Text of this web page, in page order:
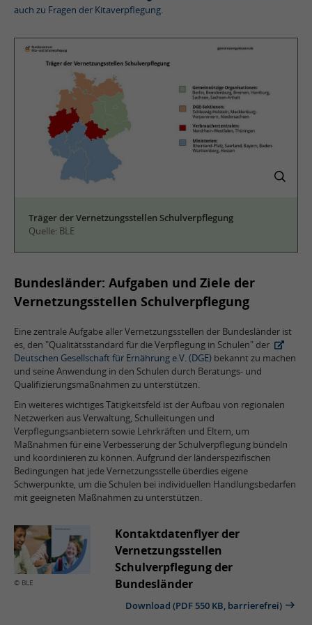
auch zu Fragen der Kitaverpflegung.
Träger der Vernetzungsstellen Schulverpflegung
Quelle: BLE
Bundesländer: Aufgaben und Ziele der
Vernetzungsstellen Schulverpflegung
Eine zentrale Aufgabe aller Vernetzungsstellen der Bundesländer ist
es, den "Qualitätsstandard für die Verpflegung in Schulen" der
Deutschen Gesellschaft für Ernährung e.V. (DGE) bekannt zu machen
und seine Anwendung in den Schulen durch Beratungs- und
Qualifizierungsmaßnahmen zu unterstützen.
Ein weiteres wichtiges Tätigkeitsfeld ist der Aufbau von regionalen
Netzwerken aus Verwaltung, Schulleitungen und
Verpflegungsanbietern sowie Lehrkräften und Eltern, um
Maßnahmen für eine Verbesserung der Schulverpflegung bündeln
und koordinieren zu können. Aufgrund der länderspezifischen
Bedingungen hat jede Vernetzungsstelle überdies eigene
Schwerpunkte, um die Schulen bei individuellen Handlungsbedarfen
mit geeigneten Maßnahmen zu unterstützen.
© BLE
Kontaktdatenflyer der
Vernetzungsstellen
Schulverpflegung der
Bundesländer
Download (PDF 550 KB, barrierefrei)